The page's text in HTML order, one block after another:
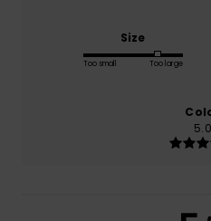
Size
Too small Too large
5.0